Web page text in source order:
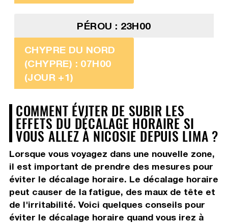
PÉROU : 23H00
CHYPRE DU NORD
(CHYPRE) : 07H00
(JOUR +1)
COMMENT ÉVITER DE SUBIR LES
EFFETS DU DÉCALAGE HORAIRE SI
VOUS ALLEZ À NICOSIE DEPUIS LIMA ?
Lorsque vous voyagez dans une nouvelle zone,
il est important de prendre des mesures pour
éviter le décalage horaire. Le décalage horaire
peut causer de la fatigue, des maux de tête et
de l'irritabilité. Voici quelques conseils pour
éviter le décalage horaire quand vous irez à